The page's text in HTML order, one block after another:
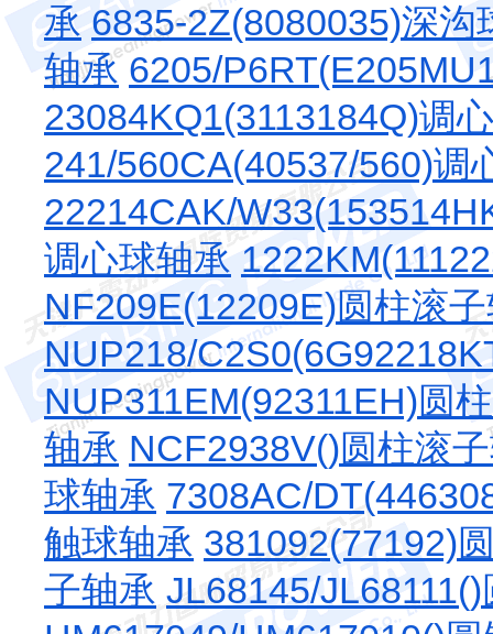
承 6835-2Z(8080035)深沟
轴承 6205/
23084KQ1(3113184Q)调
241/560CA(40537/560)调
22214CAK/
调心球轴承
NF209E(12209E)圆柱滚
NUP218/
NUP311EM(92311EH)圆
轴承 NCF2938V()圆柱滚
球轴承 7308AC/
触球轴承 381092(77192)
子轴承 JL68145/